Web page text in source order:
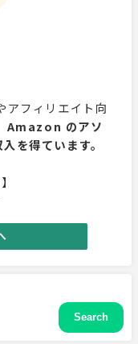
アフィリエイト向
Amazon のアソ
を得ています。
Search